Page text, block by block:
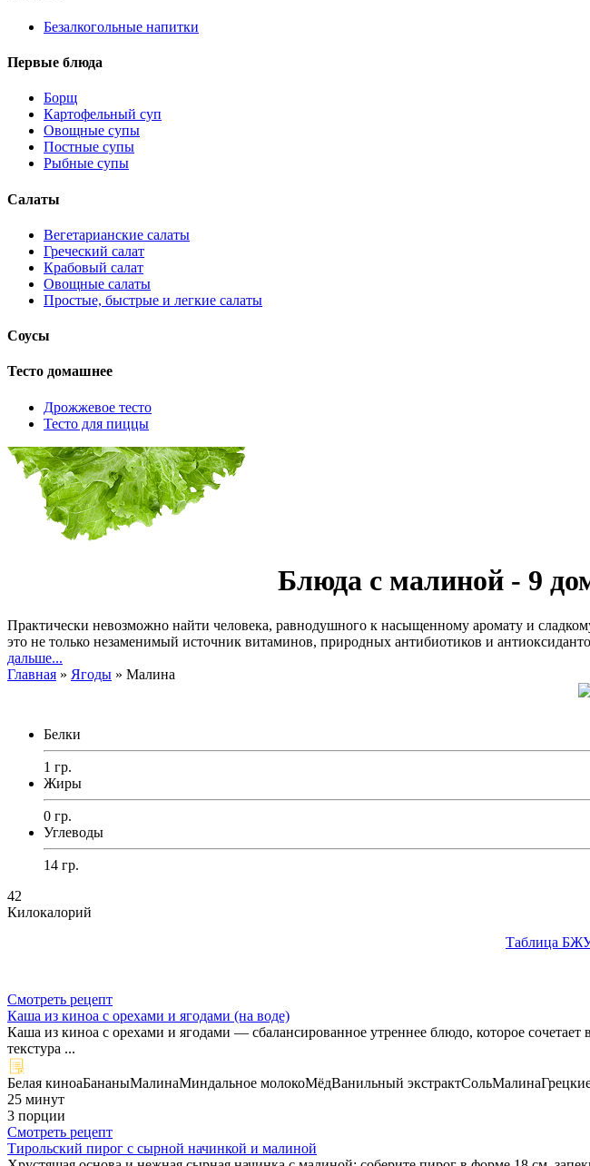
Безалкогольные напитки
Первые блюда
Борщ
Картофельный суп
Овощные супы
Постные супы
Рыбные супы
Салаты
Вегетарианские салаты
Греческий салат
Крабовый салат
Овощные салаты
Простые, быстрые и легкие салаты
Соусы
Тесто домашнее
Дрожжевое тесто
Тесто для пиццы
Блюда с малиной - 9
Практически невозможно найти человека, равнодушного к насыщенному аромату и
это не только незаменимый источник витаминов, природных антибиотиков и
дальше...
Главная » Ягоды » Малина
Белки
1 гр.
Жиры
0 гр.
Углеводы
14 гр.
42
Килокалорий
Таблица БЖУ
Смотреть рецепт
Каша из киноа с орехами и ягодами (на воде)
Каша из киноа с орехами и ягодами — сбалансированное утреннее блюдо, которое
текстура ...
Белая киноаБананыМалинаМиндальное молокоМёдВанильный экстрактСольМалина
25 минут
3 порции
Смотреть рецепт
Тирольский пирог с сырной начинкой и малиной